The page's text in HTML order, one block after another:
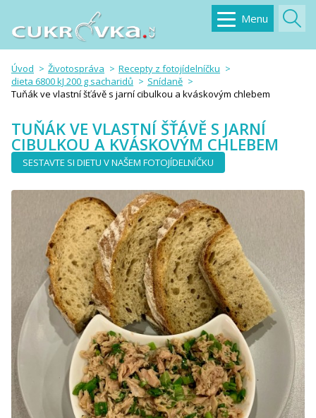
Menu
Úvod Životospráva
Recepty z fotojídelníčku
dieta 6800 kJ 200 g sacharidů
Snídaně
Tuňák ve vlastní šťávě s jarní cibulkou a kváskovým chlebem
TUŇÁK VE VLASTNÍ ŠŤÁVĚ S JARNÍ
CIBULKOU A KVÁSKOVÝM CHLEBEM
SESTAVTE SI DIETU V NAŠEM FOTOJÍDELNÍČKU